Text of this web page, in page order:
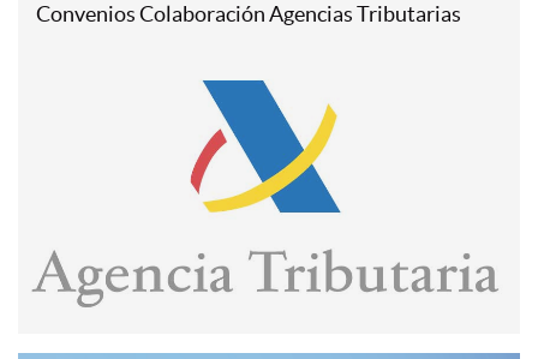
Convenios Colaboración Agencias Tributarias